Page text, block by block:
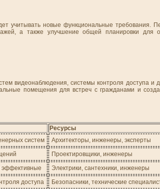
учитывать новые функциональные требования.
а также улучшение общей планировки для
видеонаблюдения, системы контроля доступа и
помещения для встреч с гражданами и
Ресурсы
систем
Архитекторы, инженеры, эксперты
Проектировщики, инженеры
эффективные
Электрики, сантехники, инженеры
доступа
Безопасники, технические